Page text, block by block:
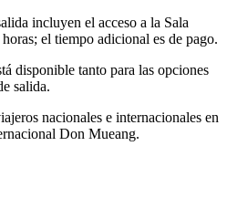
incluyen el acceso a la Sala
el tiempo adicional es de pago.
disponible tanto para las opciones
salida.
nacionales e internacionales en
Don Mueang.